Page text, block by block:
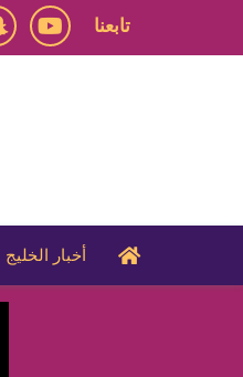
تابعنا
أخبار الخليج